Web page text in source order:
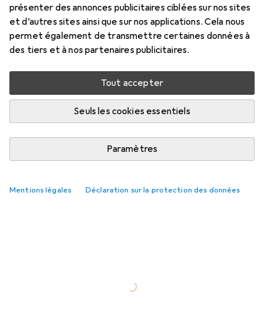
présenter des annonces publicitaires ciblées sur nos sites
et d’autres sites ainsi que sur nos applications. Cela nous
permet également de transmettre certaines données à
des tiers et à nos partenaires publicitaires.
Tout accepter
Seuls les cookies essentiels
Paramètres
Mentions légales Déclaration sur la protection des données